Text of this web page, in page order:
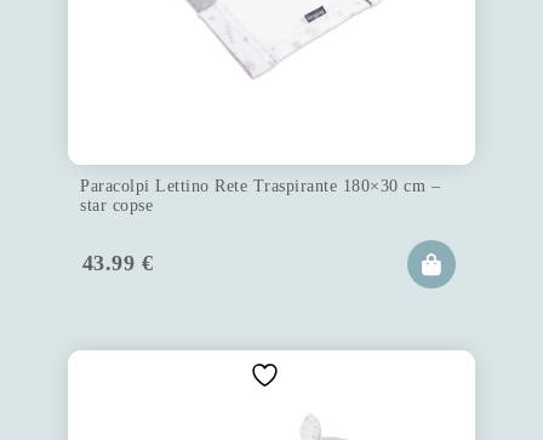
Paracolpi Lettino Rete Traspirante 180×30 cm –
star copse
43.99 €